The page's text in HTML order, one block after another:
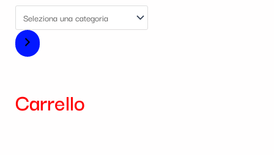
Carrello